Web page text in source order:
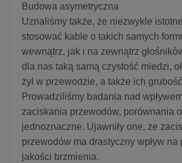
Budowa asymetryczna
Uznaliśmy także, że niezwykle
stosować kable o takich samych
wewnątrz, jak i na zewnątrz
dla nas taką samą czystość miedzi,
żył w przewodzie, a także ich
Prowadziliśmy badania nad
zaciskania przewodów, porównania
jednoznaczne. Ujawniły one, że
przewodów ma drastyczny wpływ na
jakości brzmienia.